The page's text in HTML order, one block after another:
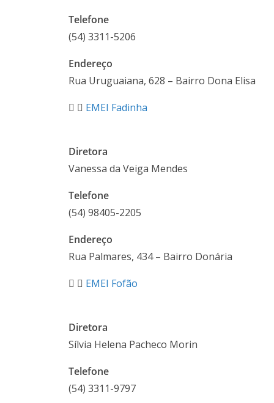
Telefone
(54) 3311-5206
Endereço
Rua Uruguaiana, 628 – Bairro Dona Elisa
EMEI Fadinha
Diretora
Vanessa da Veiga Mendes
Telefone
(54) 98405-2205
Endereço
Rua Palmares, 434 – Bairro Donária
EMEI Fofão
Diretora
Sílvia Helena Pacheco Morin
Telefone
(54) 3311-9797